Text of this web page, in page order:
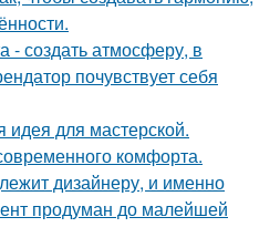
- создать атмосферу, в
почувствует себя
идея для мастерской.
комфорта.
дизайнеру, и именно
продуман до малейшей